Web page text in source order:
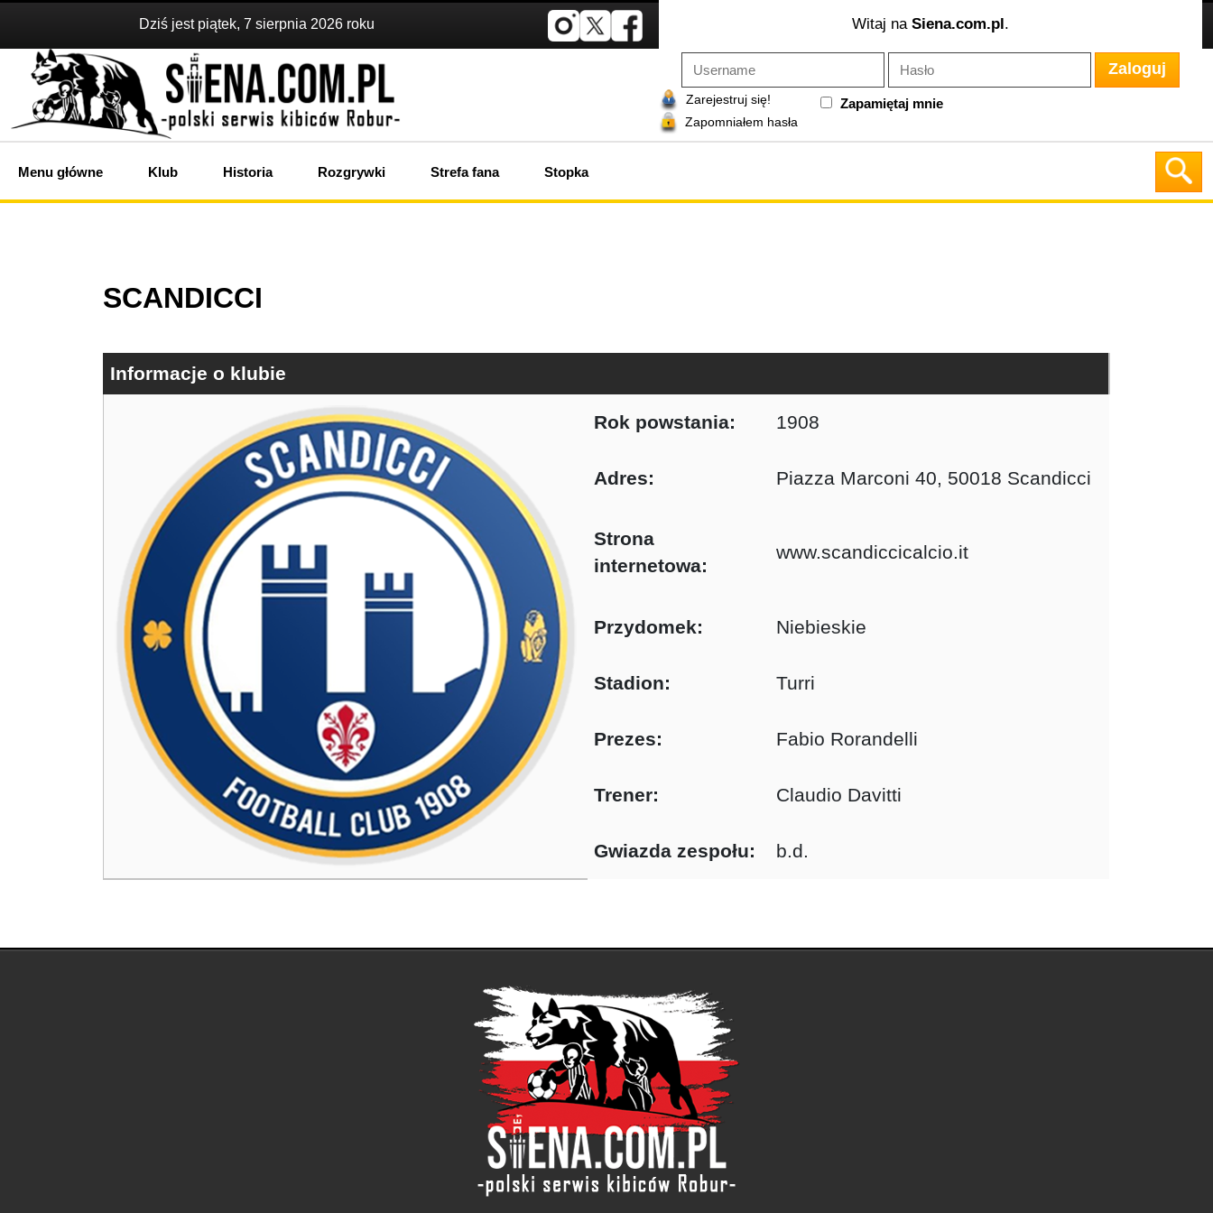
Dziś jest piątek, 7 sierpnia 2026 roku Witaj na Siena.com.pl.
Zaloguj
Zarejestruj się!
Zapomniałem hasła
Zapamiętaj mnie
Menu główne Klub Historia Rozgrywki Strefa fana Stopka
SCANDICCI
Informacje o klubie
Rok powstania: 1908
Adres: Piazza Marconi 40, 50018 Scandicci
Strona
internetowa:
www.scandiccicalcio.it
Przydomek: Niebieskie
Stadion: Turri
Prezes: Fabio Rorandelli
Trener: Claudio Davitti
Gwiazda zespołu: b.d.